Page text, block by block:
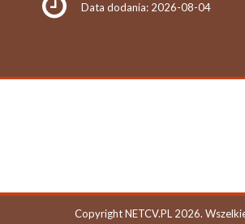
Data dodania: 2026-08-04
Copyright NETCV.PL 2026.